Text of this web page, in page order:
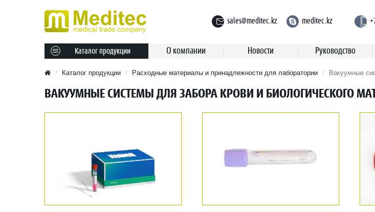
sales@meditec.kz meditec.kz
Каталог продукции О компании Новости Руководство
Каталог продукции Расходные материалы и принадлежности для лаборатории Вакуумные
ВАКУУМНЫЕ СИСТЕМЫ ДЛЯ ЗАБОРА КРОВИ И БИОЛОГИЧЕСКОГО